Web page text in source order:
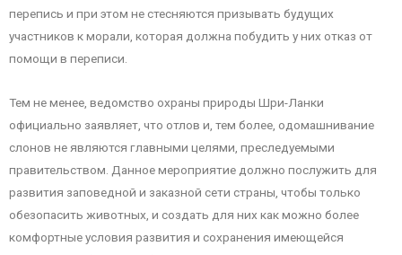
перепись и при этом не стесняются призывать будущих
участников к морали, которая должна побудить у них отказ от
помощи в переписи.
Тем не менее, ведомство охраны природы Шри-Ланки
официально заявляет, что отлов и, тем более, одомашнивание
слонов не являются главными целями, преследуемыми
правительством. Данное мероприятие должно послужить для
развития заповедной и заказной сети страны, чтобы только
обезопасить животных, и создать для них как можно более
комфортные условия развития и сохранения имеющейся